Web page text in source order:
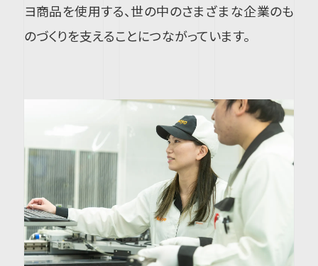
ヨ商品を使用する、世の中のさまざまな企業のも
のづくりを支えることにつながっています。